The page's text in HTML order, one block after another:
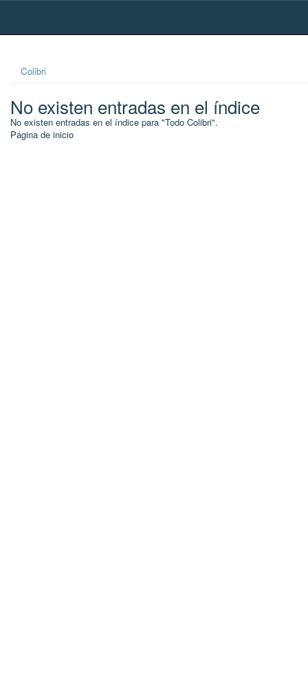
Skip
Colibri
No existen entradas en el índice
No existen entradas en el índice para "Todo Colibri".
Página de inicio